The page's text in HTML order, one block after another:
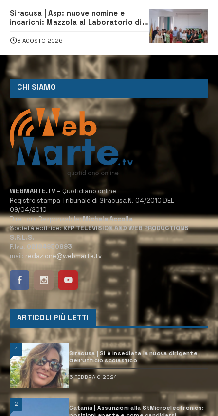
Siracusa | Asp: nuove nomine e
incarichi: Mazzola al Laboratorio di
Servizio Legale
8 AGOSTO 2026
CHI SIAMO
WEBMARTE.TV – Quotidiano online
Registro stampa Tribunale di Siracusa N. 04/2010 DEL
09/04/2010
Direttore Responsabile:Michele Accolla
Società editrice:KFP TELEVISION AND WEB PRODUCTIONS
S.R.L.S.
P.Iva: 02184950893
mail: redazione@webmarte.tv
ARTICOLI PIÙ LETTI
1
Siracusa | Si è insediata la nuova dirigente
dell’Ufficio scolastico
6 FEBBRAIO 2024
2
Catania | Assunzioni alla StMicroelectronics: